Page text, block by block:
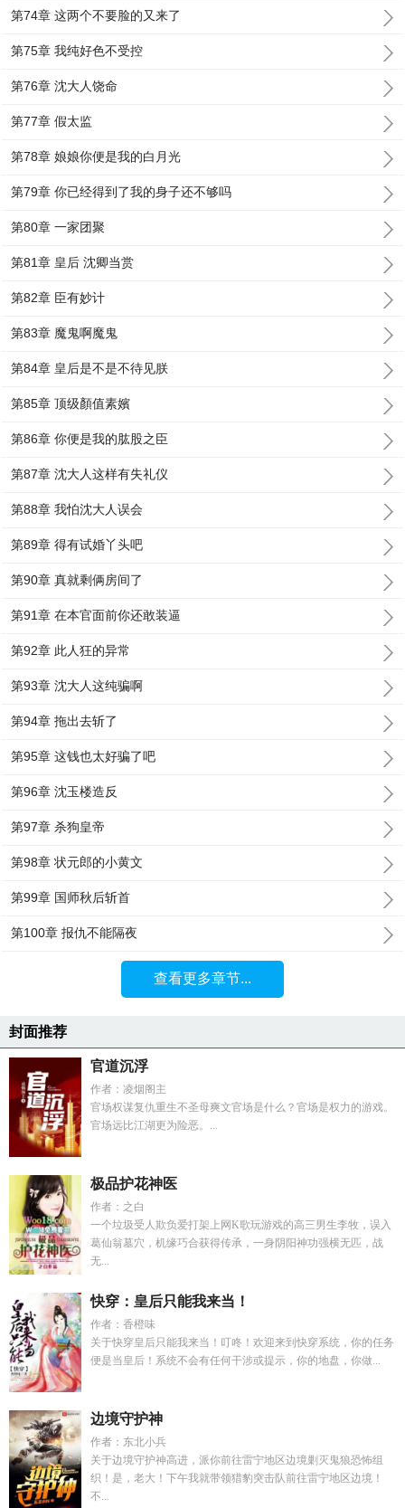
第74章 这两个不要脸的又来了
第75章 我纯好色不受控
第76章 沈大人饶命
第77章 假太监
第78章 娘娘你便是我的白月光
第79章 你已经得到了我的身子还不够吗
第80章 一家团聚
第81章 皇后 沈卿当赏
第82章 臣有妙计
第83章 魔鬼啊魔鬼
第84章 皇后是不是不待见朕
第85章 顶级顏值素嬪
第86章 你便是我的肱股之臣
第87章 沈大人这样有失礼仪
第88章 我怕沈大人误会
第89章 得有试婚丫头吧
第90章 真就剩俩房间了
第91章 在本官面前你还敢装逼
第92章 此人狂的异常
第93章 沈大人这纯骗啊
第94章 拖出去斩了
第95章 这钱也太好骗了吧
第96章 沈玉楼造反
第97章 杀狗皇帝
第98章 状元郎的小黄文
第99章 国师秋后斩首
第100章 报仇不能隔夜
查看更多章节...
封面推荐
官道沉浮
作者：凌烟阁主
官场权谋复仇重生不圣母爽文官场是什么？官场是权力的游戏。
官场远比江湖更为险恶。...
极品护花神医
作者：之白
一个垃圾受人欺负爱打架上网K歌玩游戏的高三男生李牧，误入
葛仙翁墓穴，机缘巧合获得传承，一身阴阳神功强横无匹，战
无...
快穿：皇后只能我来当！
作者：香橙味
关于快穿皇后只能我来当！叮咚！欢迎来到快穿系统，你的任务
便是当皇后！系统不会有任何干涉或提示，你的地盘，你做...
边境守护神
作者：东北小兵
关于边境守护神高进，派你前往雷宁地区边境剿灭鬼狼恐怖组
织！是，老大！下午我就带领猎豹突击队前往雷宁地区边境！
不...